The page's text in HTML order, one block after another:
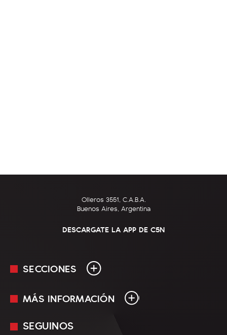
Olleros 3551, C.A.B.A.
Buenos Aires, Argentina
DESCARGATE LA APP DE C5N
SECCIONES
En Vivo
MÁS INFORMACIÓN
Mediakit
SEGUINOS